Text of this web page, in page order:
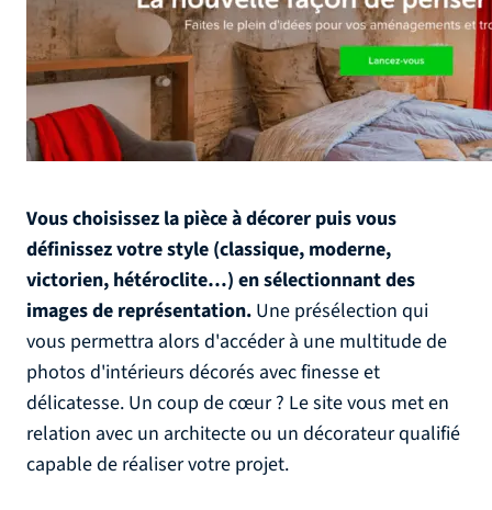
Vous choisissez la pièce à décorer puis vous
définissez votre style (classique, moderne,
victorien, hétéroclite…) en sélectionnant des
images de représentation. Une présélection qui
vous permettra alors d'accéder à une multitude de
photos d'intérieurs décorés avec finesse et
délicatesse. Un coup de cœur ? Le site vous met en
relation avec un architecte ou un décorateur qualifié
capable de réaliser votre projet.